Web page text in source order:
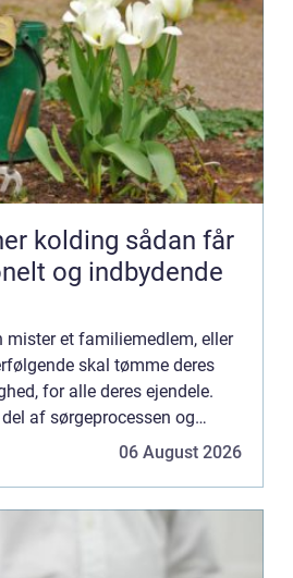
sådan får
og indbydende
mister et familiemedlem, eller
skal tømme deres
for alle deres ejendele.
af sørgeprocessen og
at få en god afslutning. For
06 August 2026